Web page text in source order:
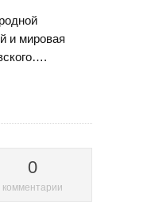
и мировая
0
комментарии